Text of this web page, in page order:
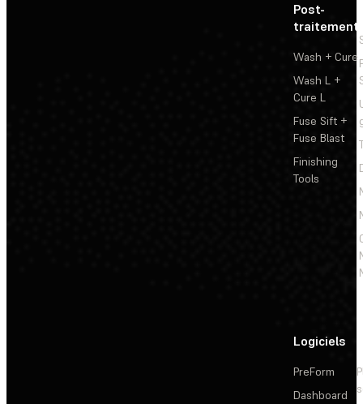
Post-
traitement
Wash + Cure
Wash L +
Cure L
Fuse Sift +
Fuse Blast
Finishing
Tools
Logiciels
PreForm
Dashboard